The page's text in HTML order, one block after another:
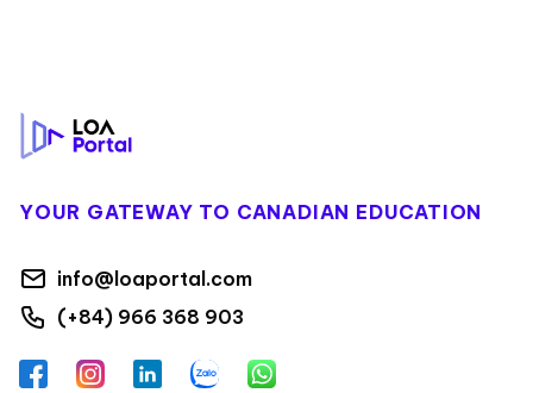
YOUR GATEWAY TO CANADIAN EDUCATION
info@loaportal.com
(+84) 966 368 903
FacebookInstagramLinkedInZalo WhatsApp